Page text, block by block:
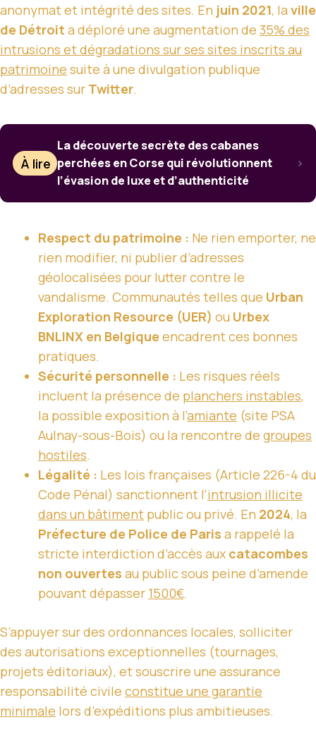
anonymat et intégrité des sites. En juin 2021, la ville
de Détroit a déploré une augmentation de 35% des
intrusions et dégradations sur ses sites inscrits au
patrimoine suite à une divulgation publique
d’adresses sur Twitter.
À lire
La découverte secrète des cabanes
perchées en Corse qui révolutionnent
l’évasion de luxe et d’authenticité
Respect du patrimoine : Ne rien emporter, ne
rien modifier, ni publier d’adresses
géolocalisées pour lutter contre le
vandalisme. Communautés telles que Urban
Exploration Resource (UER) ou Urbex
BNLINX en Belgique encadrent ces bonnes
pratiques.
Sécurité personnelle : Les risques réels
incluent la présence de planchers instables,
la possible exposition à l’amiante (site PSA
Aulnay-sous-Bois) ou la rencontre de groupes
hostiles.
Légalité : Les lois françaises (Article 226-4 du
Code Pénal) sanctionnent l’intrusion illicite
dans un bâtiment public ou privé. En 2024, la
Préfecture de Police de Paris a rappelé la
stricte interdiction d’accès aux catacombes
non ouvertes au public sous peine d’amende
pouvant dépasser 1500€.
S’appuyer sur des ordonnances locales, solliciter
des autorisations exceptionnelles (tournages,
projets éditoriaux), et souscrire une assurance
responsabilité civile constitue une garantie
minimale lors d’expéditions plus ambitieuses.